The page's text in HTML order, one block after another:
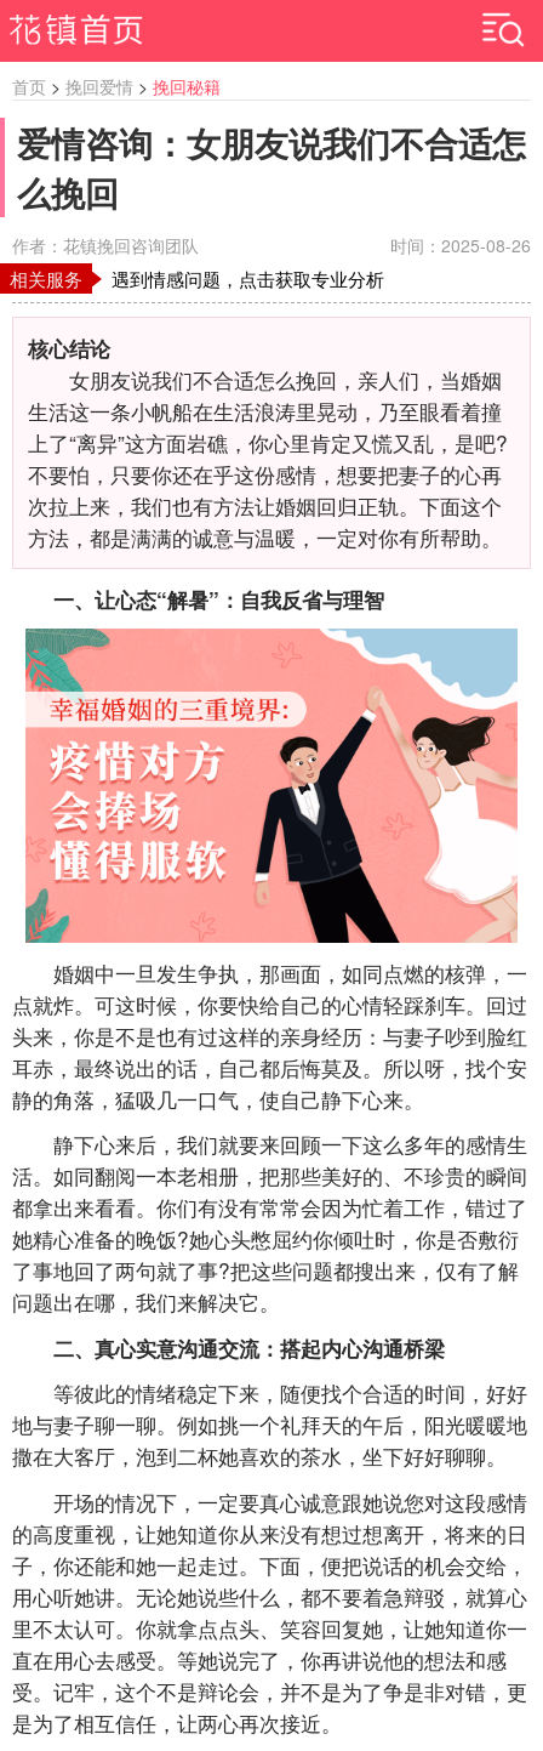
首页 > 挽回爱情 > 挽回秘籍
爱情咨询：女朋友说我们不合适怎
么挽回
作者：花镇挽回咨询团队 时间：2025-08-26
相关服务 遇到情感问题，点击获取专业分析
核心结论
女朋友说我们不合适怎么挽回，亲人们，当婚姻
生活这一条小帆船在生活浪涛里晃动，乃至眼看着撞
上了“离异”这方面岩礁，你心里肯定又慌又乱，是吧?
不要怕，只要你还在乎这份感情，想要把妻子的心再
次拉上来，我们也有方法让婚姻回归正轨。下面这个
方法，都是满满的诚意与温暖，一定对你有所帮助。
一、让心态“解暑”：自我反省与理智
婚姻中一旦发生争执，那画面，如同点燃的核弹，一
点就炸。可这时候，你要快给自己的心情轻踩刹车。回过
头来，你是不是也有过这样的亲身经历：与妻子吵到脸红
耳赤，最终说出的话，自己都后悔莫及。所以呀，找个安
静的角落，猛吸几一口气，使自己静下心来。
静下心来后，我们就要来回顾一下这么多年的感情生
活。如同翻阅一本老相册，把那些美好的、不珍贵的瞬间
都拿出来看看。你们有没有常常会因为忙着工作，错过了
她精心准备的晚饭?她心头憋屈约你倾吐时，你是否敷衍
了事地回了两句就了事?把这些问题都搜出来，仅有了解
问题出在哪，我们来解决它。
二、真心实意沟通交流：搭起内心沟通桥梁
等彼此的情绪稳定下来，随便找个合适的时间，好好
地与妻子聊一聊。例如挑一个礼拜天的午后，阳光暖暖地
撒在大客厅，泡到二杯她喜欢的茶水，坐下好好聊聊。
开场的情况下，一定要真心诚意跟她说您对这段感情
的高度重视，让她知道你从来没有想过想离开，将来的日
子，你还能和她一起走过。下面，便把说话的机会交给，
用心听她讲。无论她说些什么，都不要着急辩驳，就算心
里不太认可。你就拿点点头、笑容回复她，让她知道你一
直在用心去感受。等她说完了，你再讲说他的想法和感
受。记牢，这个不是辩论会，并不是为了争是非对错，更
是为了相互信任，让两心再次接近。